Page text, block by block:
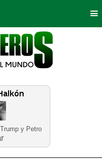
y Petro
Bogotá
Deportes
Neira